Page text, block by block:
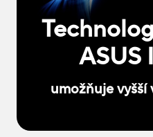
ASUS
umožňuje vyšší